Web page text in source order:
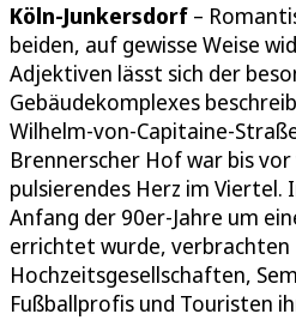
Köln-Junkersdorf –
beiden, auf gewisse Weise
Adjektiven lässt sich der
Gebäudekomplexes
Wilhelm-von-Capitaine-
Brennerscher Hof war bis vor
pulsierendes Herz im Viertel.
Anfang der 90er-Jahre um
errichtet wurde, verbrachten
Hochzeitsgesellschaften,
Fußballprofis und Touristen